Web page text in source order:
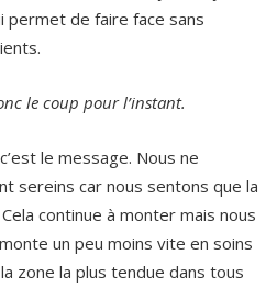
permet de faire face sans
le coup pour l’instant.
le message. Nous ne
sereins car nous sentons que la
continue à monter mais nous
un peu moins vite en soins
zone la plus tendue dans tous